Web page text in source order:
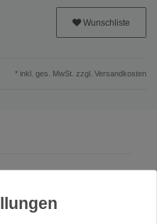
Wunschliste
* inkl. ges. MwSt. zzgl. Versandkosten
Reactor 1.0L und 1.7L
Kit enthält einen